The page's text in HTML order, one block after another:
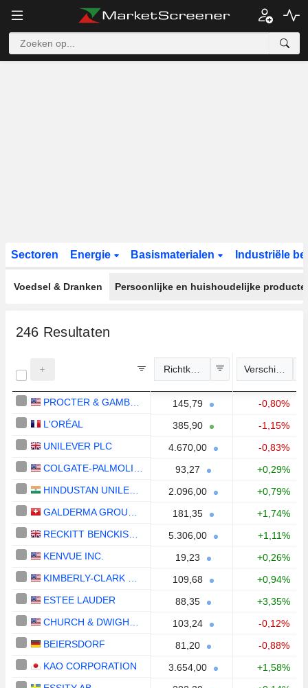
Sectoren Energie Basismaterialen Industriële
Voedsel & Dranken Persoonlijke en huishoudelijke
246 Resultaten
Richtkoers Verschil (%)
PROCTER & GAMBLE COMPANY 145,79
-0,80%
L'ORÉAL
385,90
-1,15%
UNILEVER PLC
4.670,00
-0,83%
93,27
+0,29%
HINDUSTAN UNILEVER LIMITED
2.096,00
+0,79%
181,35
+1,74%
RECKITT BENCKISER GROUP PLC
5.306,00
+1,11%
KENVUE INC.
19,23
+0,26%
109,68
+0,94%
ESTEE LAUDER
88,35
+3,35%
103,24
-0,12%
BEIERSDORF
81,20
-0,88%
KAO CORPORATION
3.654,00
+1,58%